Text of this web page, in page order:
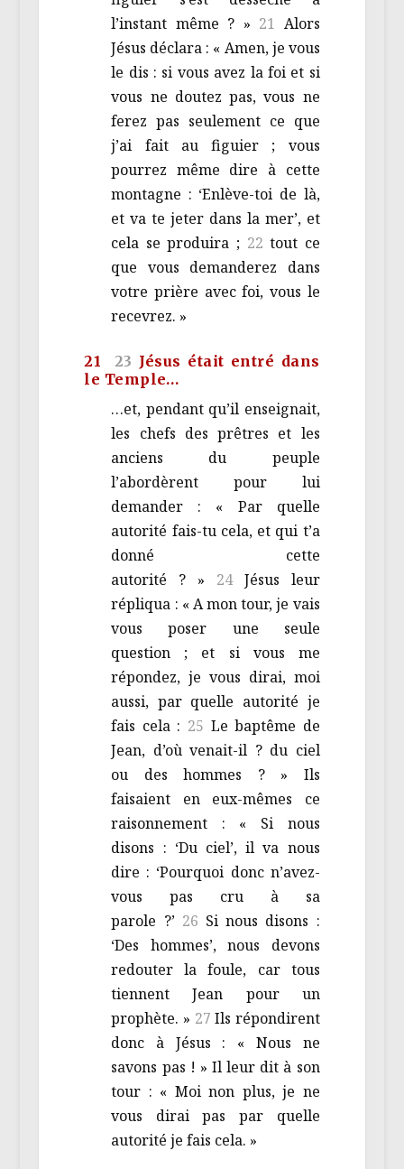
l’instant même ? » 21 Alors
Jésus déclara : « Amen, je vous
le dis : si vous avez la foi et si
vous ne doutez pas, vous ne
ferez pas seulement ce que
j’ai fait au figuier ; vous
pourrez même dire à cette
montagne : ‘Enlève-toi de là,
et va te jeter dans la mer’, et
cela se produira ; 22tout ce
que vous demanderez dans
votre prière avec foi, vous le
recevrez. »
21 23 Jésus était entré dans
le Temple…
…et, pendant qu’il enseignait,
les chefs des prêtres et les
anciens du peuple
l’abordèrent pour lui
demander : « Par quelle
autorité fais-tu cela, et qui t’a
donné cette
autorité ? » 24 Jésus leur
répliqua : « A mon tour, je vais
vous poser une seule
question ; et si vous me
répondez, je vous dirai, moi
aussi, par quelle autorité je
fais cela : 25 Le baptême de
Jean, d’où venait-il ? du ciel
ou des hommes ? » Ils
faisaient en eux-mêmes ce
raisonnement : « Si nous
disons : ‘Du ciel’, il va nous
dire : ‘Pourquoi donc n’avez-
vous pas cru à sa
parole ?’ 26 Si nous disons :
‘Des hommes’, nous devons
redouter la foule, car tous
tiennent Jean pour un
prophète. » 27Ils répondirent
donc à Jésus : « Nous ne
savons pas ! » Il leur dit à son
tour : « Moi non plus, je ne
vous dirai pas par quelle
autorité je fais cela. »